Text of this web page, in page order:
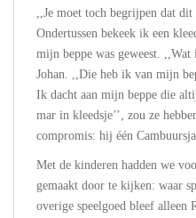
,,Je moet toch begrijpen dat
Ondertussen bekeek ik een
mijn beppe was geweest.
Johan. ,,Die heb ik van mijn
Ik dacht aan mijn beppe die
mar in kleedsje’’, zou ze
compromis: hij één
Met de kinderen hadden we
gemaakt door te kijken: waar
overige speelgoed bleef alleen